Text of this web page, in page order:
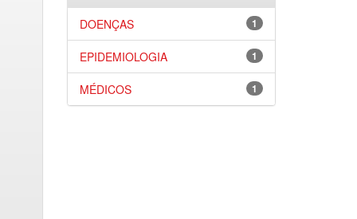
1
DOENÇAS
1
EPIDEMIOLOGIA
1
MÉDICOS